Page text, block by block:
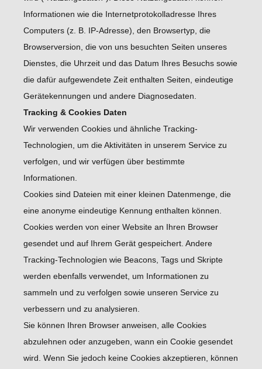
Informationen wie die Internetprotokolladresse Ihres
Computers (z. B. IP-Adresse), den Browsertyp, die
Browserversion, die von uns besuchten Seiten unseres
Dienstes, die Uhrzeit und das Datum Ihres Besuchs sowie
die dafür aufgewendete Zeit enthalten Seiten, eindeutige
Gerätekennungen und andere Diagnosedaten.
Tracking & Cookies Daten
Wir verwenden Cookies und ähnliche Tracking-
Technologien, um die Aktivitäten in unserem Service zu
verfolgen, und wir verfügen über bestimmte
Informationen.
Cookies sind Dateien mit einer kleinen Datenmenge, die
eine anonyme eindeutige Kennung enthalten können.
Cookies werden von einer Website an Ihren Browser
gesendet und auf Ihrem Gerät gespeichert. Andere
Tracking-Technologien wie Beacons, Tags und Skripte
werden ebenfalls verwendet, um Informationen zu
sammeln und zu verfolgen sowie unseren Service zu
verbessern und zu analysieren.
Sie können Ihren Browser anweisen, alle Cookies
abzulehnen oder anzugeben, wann ein Cookie gesendet
wird. Wenn Sie jedoch keine Cookies akzeptieren, können